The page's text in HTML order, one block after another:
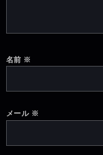
名前 ※
メール ※